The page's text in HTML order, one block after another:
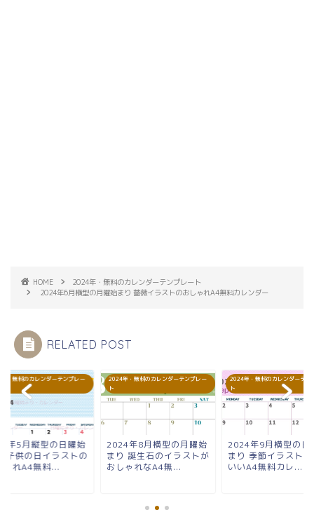
HOME
2024年・無料のカレンダーテンプレート
2024年6月横型の月曜始まり 薔薇イラストのおしゃれA4無料カレンダー
RELATED POST
・無料のカレンダーテンプレー
年5月縦型の日曜始
子供の日イラストの
ゃれA4無料...
2024年・無料のカレンダーテンプレー
ト
2024年8月横型の月曜始
まり 誕生石のイラストが
おしゃれなA4無...
2024年・無料のカレンダーテン
ト
2024年9月横型の日
まり 季節イラスト
いいA4無料カレ...